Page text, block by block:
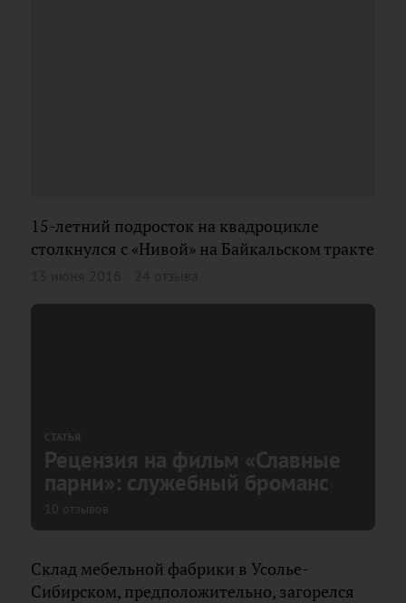
15-летний подросток на квадроцикле
столкнулся с «Нивой» на Байкальском тракте
СТАТЬЯ
Рецензия на фильм «Славные
парни»: служебный броманс
10 отзывов
Склад мебельной фабрики в Усолье-
Сибирском, предположительно, загорелся